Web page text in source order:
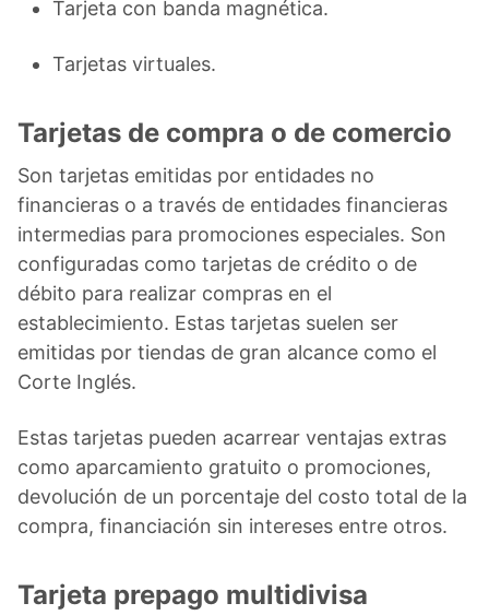
Tarjeta con banda magnética.
Tarjetas virtuales.
Tarjetas de compra o de comercio
Son tarjetas emitidas por entidades no
financieras o a través de entidades financieras
intermedias para promociones especiales. Son
configuradas como tarjetas de crédito o de
débito para realizar compras en el
establecimiento. Estas tarjetas suelen ser
emitidas por tiendas de gran alcance como el
Corte Inglés.
Estas tarjetas pueden acarrear ventajas extras
como aparcamiento gratuito o promociones,
devolución de un porcentaje del costo total de la
compra, financiación sin intereses entre otros.
Tarjeta prepago multidivisa